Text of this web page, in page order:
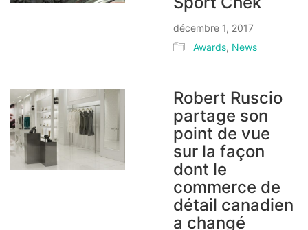
décembre 1, 2017
Awards, News
Robert Ruscio
partage son
point de vue
sur la façon
dont le
commerce de
détail canadien
a changé